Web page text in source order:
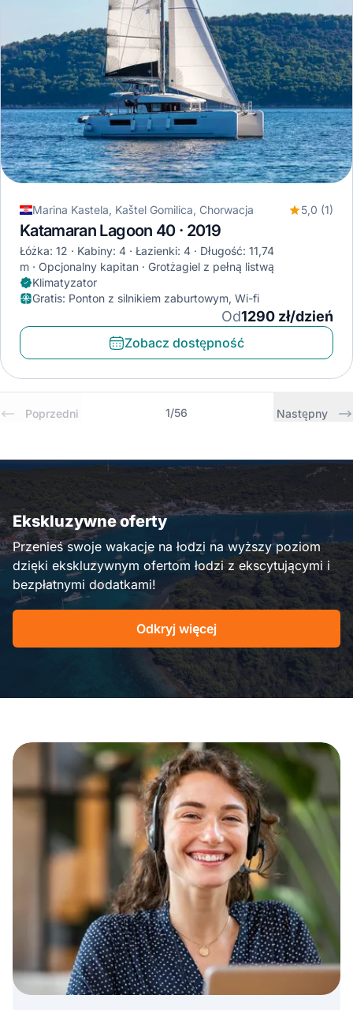
Marina Kastela, Kaštel Gomilica, Chorwacja 5,0 (1)
Katamaran Lagoon 40 · 2019
Łóżka: 12 Kabiny: 4 Łazienki: 4
Długość: 11,74
m
Opcjonalny kapitan
Grotżagiel z pełną listwą
Klimatyzator
Gratis: Ponton z silnikiem zaburtowym, Wi-fi
Od1290 zł/dzień
Zobacz dostępność
Poprzedni 1/56 Następny
Ekskluzywne oferty
Przenieś swoje wakacje na łodzi na wyższy poziom
dzięki ekskluzywnym ofertom łodzi z ekscytującymi i
bezpłatnymi dodatkami!
Odkryj więcej